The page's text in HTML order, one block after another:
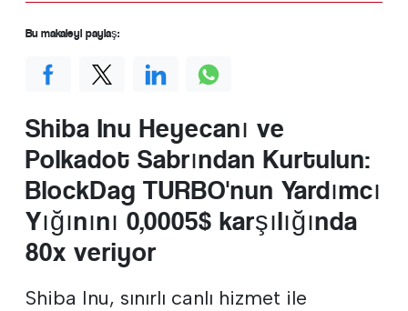
Shiba Inu Heyecanı ve
Polkadot Sabrından Kurtulun:
BlockDag TURBO'nun Yardımcı
Yığınını 0,0005$ karşılığında
80x veriyor
Shiba Inu, sınırlı canlı hizmet ile
Bu makaleyi paylaş: